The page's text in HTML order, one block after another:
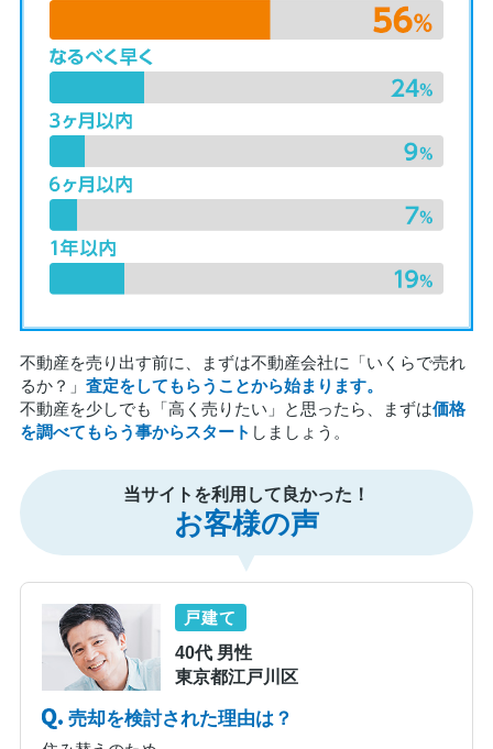
不動産を売り出す前に、まずは不動産会社に「いくらで売れ
るか？」 査定をしてもらうことから始まります。
不動産を少しでも「高く売りたい」と思ったら、まずは価格
を調べてもらう事からスタート しましょう。
当サイトを利用して良かった！
お客様の声
戸建て
40代 男性
東京都江戸川区
売却を検討された理由は？